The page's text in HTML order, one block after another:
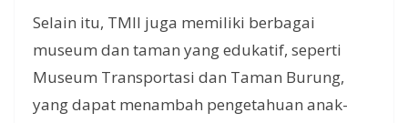
Selain itu, TMII juga memiliki berbagai
museum dan taman yang edukatif, seperti
Museum Transportasi dan Taman Burung,
yang dapat menambah pengetahuan anak-